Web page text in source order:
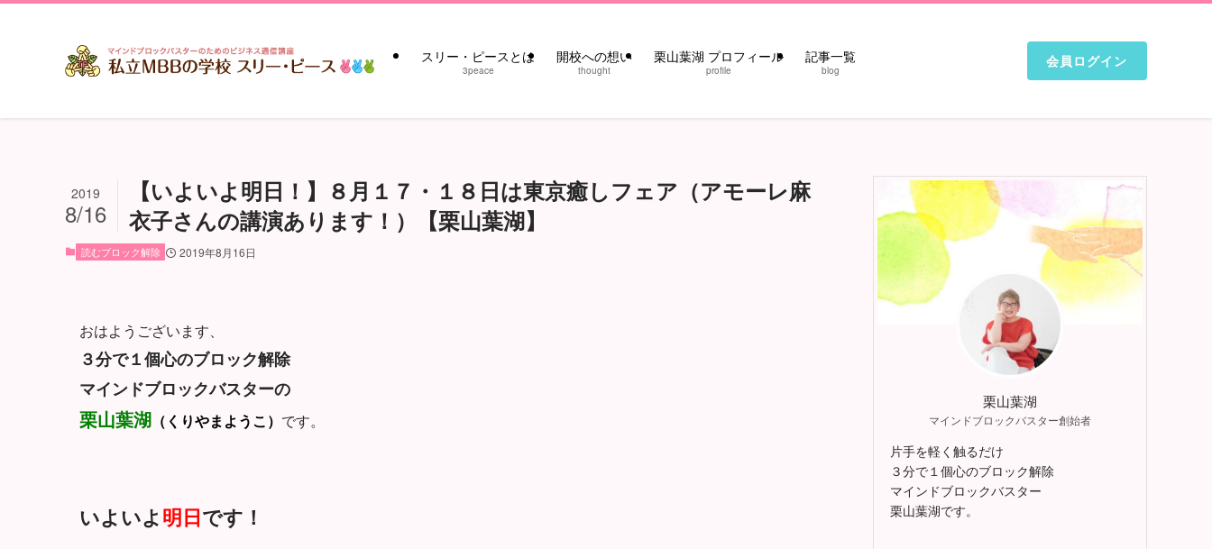
スリー・ピースとは
3peace
開校への想い
thought
栗山葉湖 プロフィール
profile
記事一覧
blog
会員ログイン
【いよいよ明日！】８月１７・１８日は東京癒しフェア（アモーレ麻
衣子さんの講演あります！）【栗山葉湖】
2019
8/16
読むブロック解除 2019年8月16日
おはようございます、
３分で１個心のブロック解除
マインドブロックバスターの
栗山葉湖 （くりやまようこ） です。
いよいよ明日です！
栗山葉湖
マインドブロックバスター創始者
片手を軽く触るだけ
３分で１個心のブロック解除
マインドブロックバスター
栗山葉湖です。